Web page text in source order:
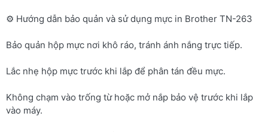
⚙️ Hướng dẫn bảo quản và sử dụng mực in Brother TN-263
Bảo quản hộp mực nơi khô ráo, tránh ánh nắng trực tiếp.
Lắc nhẹ hộp mực trước khi lắp để phân tán đều mực.
Không chạm vào trống từ hoặc mở nắp bảo vệ trước khi lắp
vào máy.